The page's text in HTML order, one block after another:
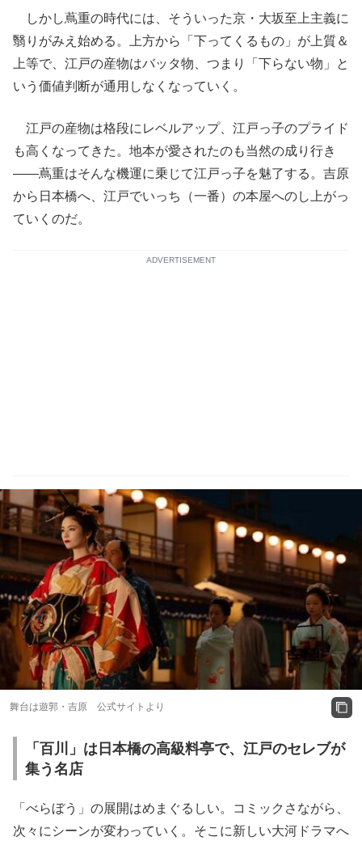
しかし蔦重の時代には、そういった京・大坂至上主義に
翳りがみえ始める。上方から「下ってくるもの」が上質＆
上等で、江戸の産物はバッタ物、つまり「下らない物」と
いう価値判断が通用しなくなっていく。
江戸の産物は格段にレベルアップ、江戸っ子のプライド
も高くなってきた。地本が愛されたのも当然の成り行き
――蔦重はそんな機運に乗じて江戸っ子を魅了する。吉原
から日本橋へ、江戸でいっち（一番）の本屋へのし上がっ
ていくのだ。
ADVERTISEMENT
舞台は遊郭・吉原 公式サイトより
「百川」は日本橋の高級料亭で、江戸のセレブが
集う名店
「べらぼう」の展開はめまぐるしい。コミックさながら、
次々にシーンが変わっていく。そこに新しい大河ドラマへ